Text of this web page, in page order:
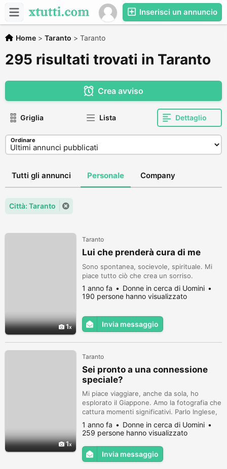
Inserisci un annuncio
Home > Taranto > Taranto
295 risultati trovati in Taranto
Crea avviso
Griglia Lista Dettaglio
Ordinare
Tutti gli annunci Personale Company
Città: Taranto
1
Taranto
Lui che prenderà cura di me
Sono spontanea, socievole, spirituale. Mi
piace tutto ciò che crea un sorriso.
1 anno fa
Donne in cerca di Uomini
190 persone hanno visualizzato
Invia messaggio
1
Taranto
Sei pronto a una connessione
speciale?
Mi piace viaggiare, anche da sola, ho
esplorato il Giappone. Amo la fotografia che
cattura momenti significativi. Parlo Inglese,
Francese e Spagnolo. Amo vivere.
1 anno fa
Donne in cerca di Uomini
259 persone hanno visualizzato
Invia messaggio